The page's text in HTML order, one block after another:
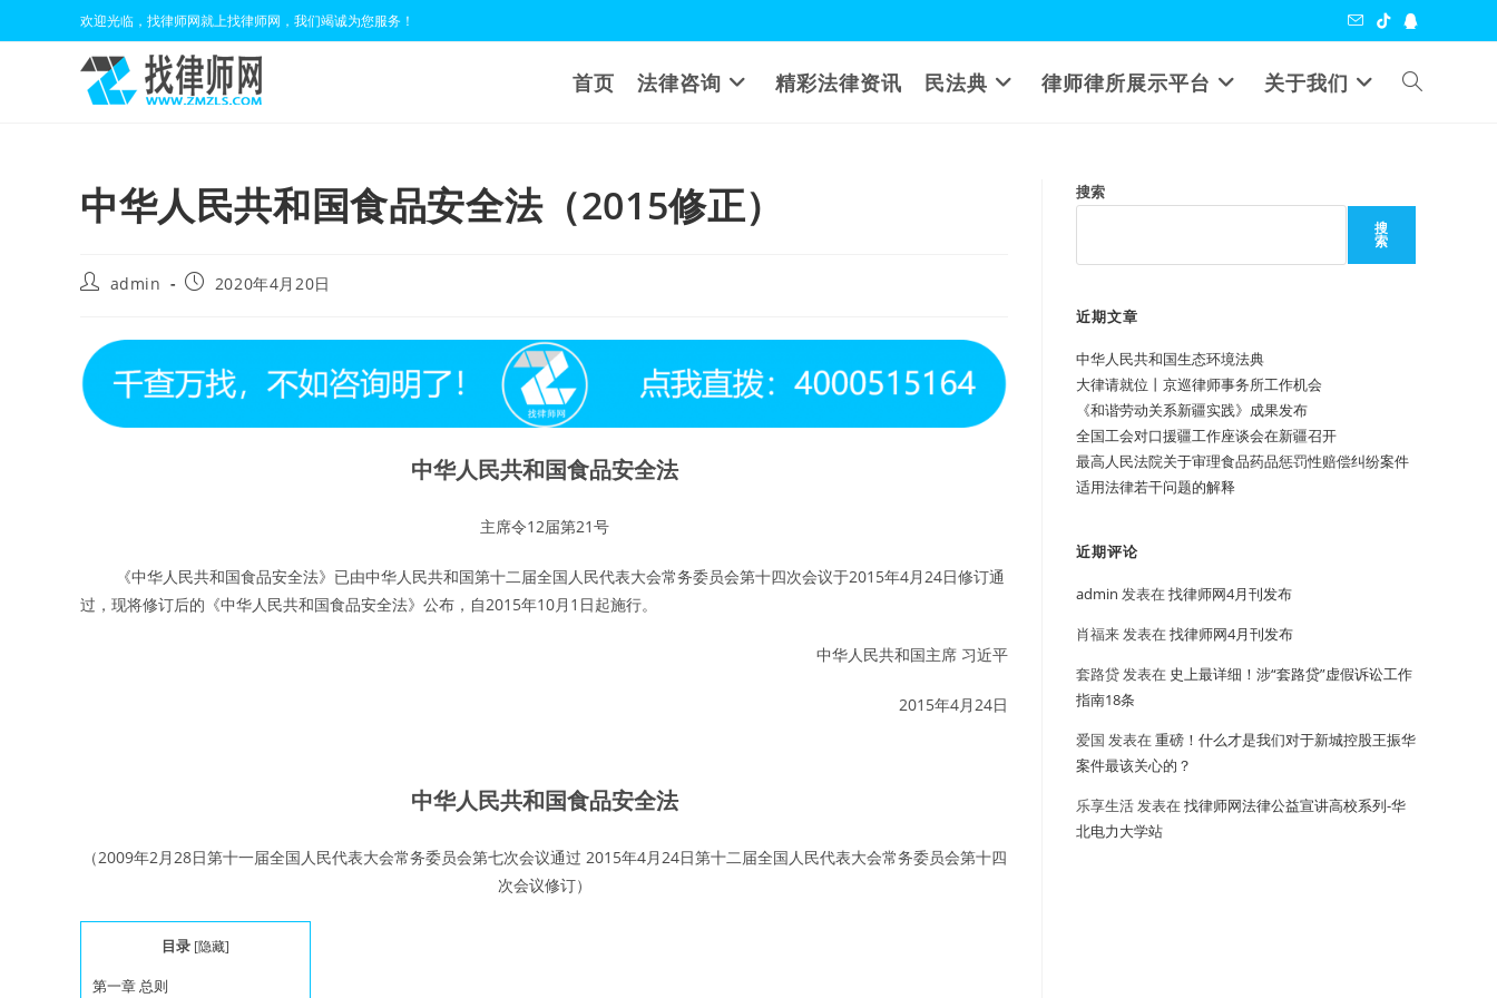
to
欢迎光临，找律师网就上找律师网，我们竭诚为您服务！
首页 法律咨询 精彩法律资讯 民法典 律师律所展示平台 关于我们 Toggle
中华人民共和国食品安全法（2015修正）
Postadmin
Post2020年4月20日
中华人民共和国食品安全法
主席令12届第21号
《中华人民共和国食品安全法》已由中华人民共和国第十二届全国人民代表大会常务委员会第十四次会议于2015年4月24日修订通
过，现将修订后的《中华人民共和国食品安全法》公布，自2015年10月1日起施行。
中华人民共和国主席 习近平
2015年4月24日
中华人民共和国食品安全法
（2009年2月28日第十一届全国人民代表大会常务委员会第七次会议通过 2015年4月24日第十二届全国人民代表大会常务委员会第十四
次会议修订）
目录 [隐藏]
第一章 总则
搜索
搜
索
近期文章
中华人民共和国生态环境法典
大律请就位丨京巡律师事务所工作机会
《和谐劳动关系新疆实践》成果发布
全国工会对口援疆工作座谈会在新疆召开
最高人民法院关于审理食品药品惩罚性赔偿纠纷案件
适用法律若干问题的解释
近期评论
admin 发表在找律师网4月刊发布
肖福来发表在找律师网4月刊发布
套路贷发表在 史上最详细！涉“套路贷”虚假诉讼工作
指南18条
爱国 发表在重磅！什么才是我们对于新城控股王振华
案件最该关心的？
乐享生活发表在找律师网法律公益宣讲高校系列-华
北电力大学站